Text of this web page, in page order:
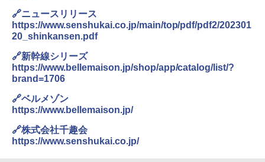
🔗ニュースリリース
https://www.senshukai.co.jp/main/top/pdf/pdf2/202301
20_shinkansen.pdf
🔗新幹線シリーズ
https://www.bellemaison.jp/shop/app/catalog/list/?
brand=1706
🔗ベルメゾン
https://www.bellemaison.jp/
🔗株式会社千趣会
https://www.senshukai.co.jp/